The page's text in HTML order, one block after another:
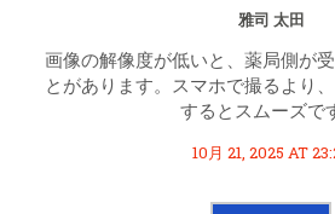
雅司 太田
画像の解像度が低いと、薬局側が
とがあります。スマホで撮るより
するとスムーズで
10月 21, 2025 AT